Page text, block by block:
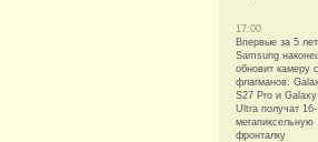
17:00
Впервые за 5 лет
Samsung
обновит камеру
флагманов:
S27 Pro и
Ultra получат 16-
мегапиксельную
фронталку